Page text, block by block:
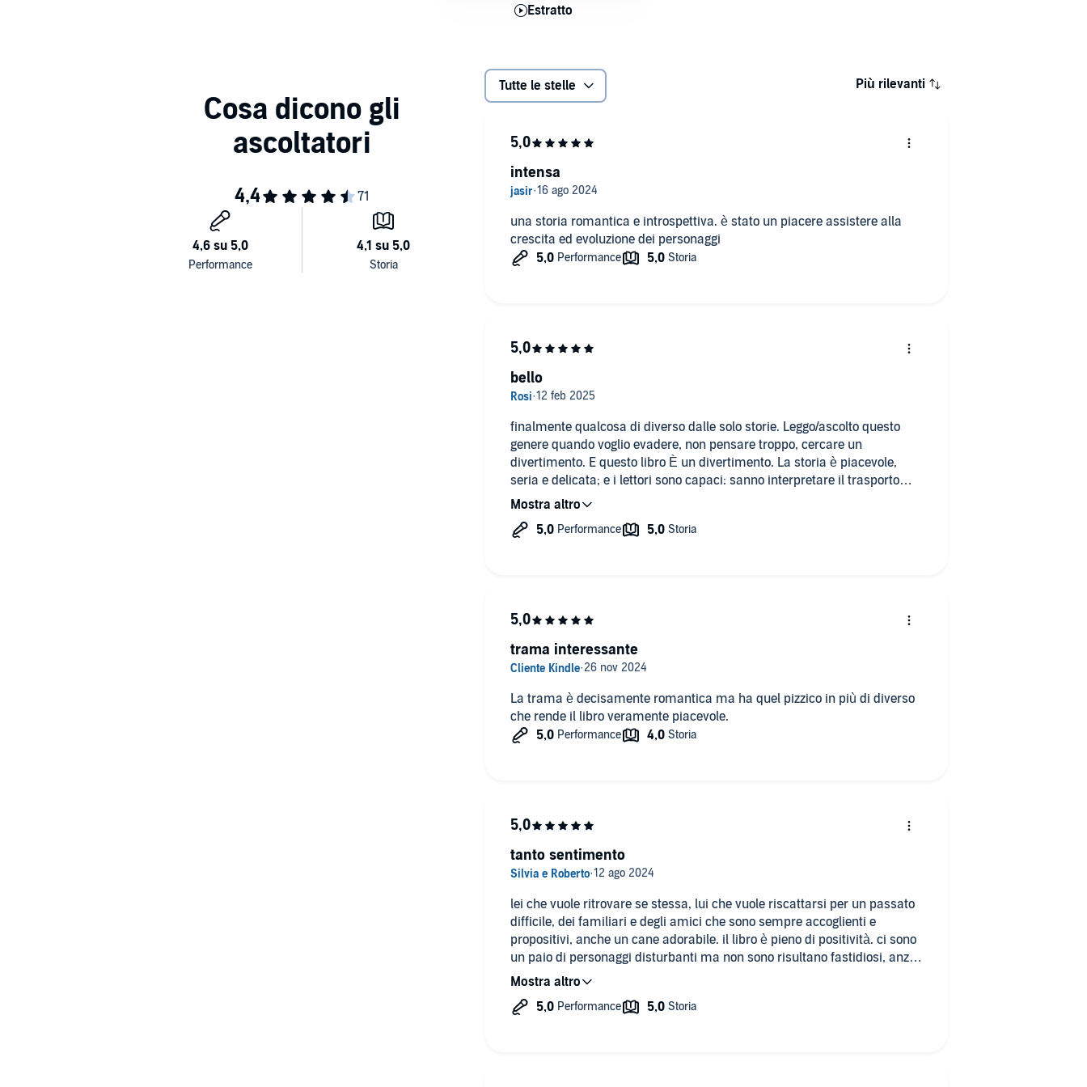
Estratto
Tutte le stelle Più rilevanti
una storia romantica e introspettiva. è stato un piacere assistere alla
crescita ed evoluzione dei personaggi
intensa
finalmente qualcosa di diverso dalle solo storie. Leggo/ascolto questo
genere quando voglio evadere, non pensare troppo, cercare un
divertimento. E questo libro È un divertimento. La storia è piacevole,
seria e delicata; e i lettori sono capaci: sanno interpretare il trasporto
della narrazione.
bello
La trama è decisamente romantica ma ha quel pizzico in più di diverso
che rende il libro veramente piacevole.
trama interessante
lei che vuole ritrovare se stessa, lui che vuole riscattarsi per un passato
difficile, dei familiari e degli amici che sono sempre accoglienti e
propositivi, anche un cane adorabile. il libro è pieno di positività. ci sono
un paio di personaggi disturbanti ma non sono risultano fastidiosi, anzi,
senza di loro non ci sarebbe alcuna storia da leggere. Questo libro non è
spunto per leggersi nell'anima e risolvere i propri problemi. i lettori sono
tanto sentimento